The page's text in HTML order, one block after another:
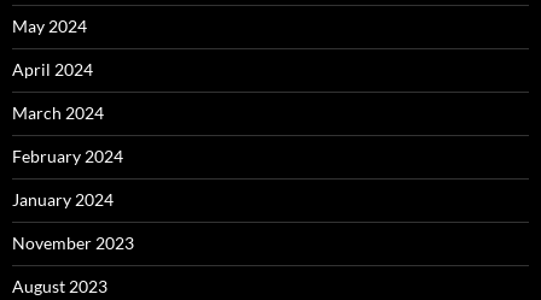
May 2024
April 2024
March 2024
February 2024
January 2024
November 2023
August 2023